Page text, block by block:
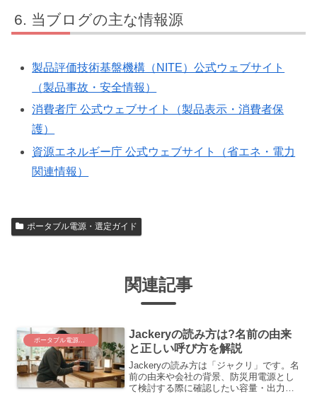
当ブログの主な情報源
製品評価技術基盤機構（NITE）公式ウェブサイト
（製品事故・安全情報）
消費者庁 公式ウェブサイト（製品表示・消費者保
護）
資源エネルギー庁 公式ウェブサイト（省エネ・電力
関連情報）
ポータブル電源・選定ガイド
関連記事
Jackeryの読み方は?名前の由来
と正しい呼び方を解説
Jackeryの読み方は「ジャクリ」です。名
前の由来や会社の背景、防災用電源とし
て検討する際に確認したい容量・出力・